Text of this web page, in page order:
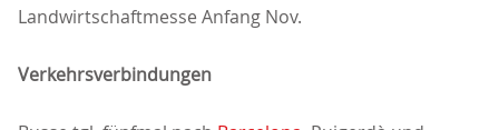
Landwirtschaftmesse Anfang Nov.
Verkehrsverbindungen